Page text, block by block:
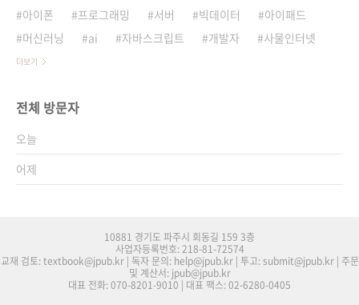
아이폰
프로그래밍 서버 빅데이터
아이패드
머신러닝
ai 자바스크립트 개발자 사물인터넷
더보기
전체 방문자
오늘
어제
10881 경기도 파주시 회동길 159 3층
사업자등록번호: 218-81-72574
교재 검토: textbook@jpub.kr | 독자 문의: help@jpub.kr | 투고: submit@jpub.kr | 주문
및 계산서: jpub@jpub.kr
대표 전화: 070-8201-9010 | 대표 팩스: 02-6280-0405